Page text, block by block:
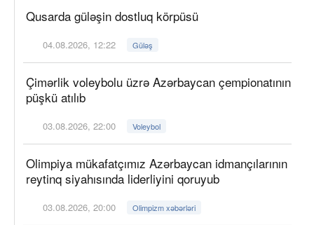
Qusarda güləşin dostluq körpüsü
04.08.2026, 12:22 Güləş
Çimərlik voleybolu üzrə Azərbaycan çempionatının
püşkü atılıb
03.08.2026, 22:00 Voleybol
Olimpiya mükafatçımız Azərbaycan idmançılarının
reytinq siyahısında liderliyini qoruyub
03.08.2026, 20:00 Olimpizm xəbərləri